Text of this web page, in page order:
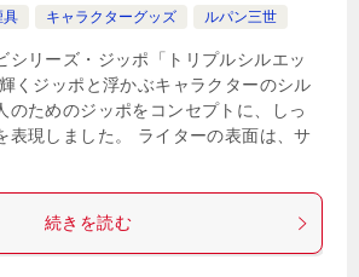
具
キャラクターグッズ ルパン三世
シリーズ・ジッポ「トリプルシルエッ
くジッポと浮かぶキャラクターのシル
のためのジッポをコンセプトに、しっ
表現しました。 ライターの表面は、サ
続きを読む